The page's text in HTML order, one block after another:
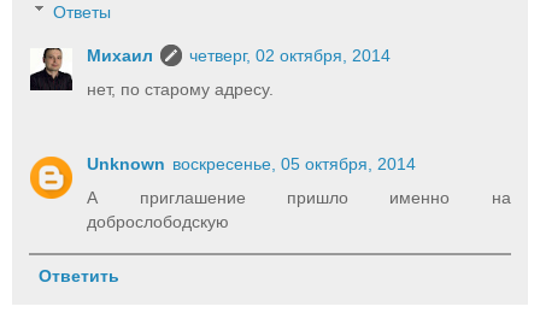
Ответы
Михаил
четверг, 02 октября, 2014
нет, по старому адресу.
Unknown воскресенье, 05 октября, 2014
А приглашение пришло именно на
доброслободскую
Ответить